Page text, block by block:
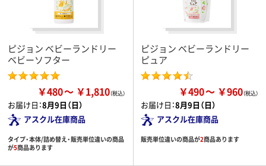
ピジョン ベビーランドリー
ベビーソフター
￥480 ￥1,810
お届け日：8月9日（日）
アスクル在庫商品
タイプ・本体/詰め替え・販売単位違いの商品
が5商品あります
ピジョン ベビーランドリー
ピュア
￥490 ￥960
お届け日：8月9日（日）
アスクル在庫商品
販売単位違いの商品が2商品あります